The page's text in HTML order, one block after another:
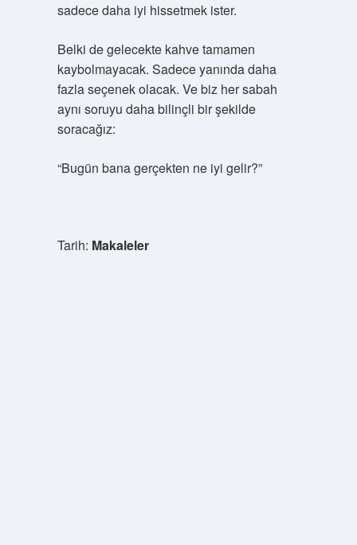
sadece daha iyi hissetmek ister.
Belki de gelecekte kahve tamamen
kaybolmayacak. Sadece yanında daha
fazla seçenek olacak. Ve biz her sabah
aynı soruyu daha bilinçli bir şekilde
soracağız:
“Bugün bana gerçekten ne iyi gelir?”
Tarih: Makaleler